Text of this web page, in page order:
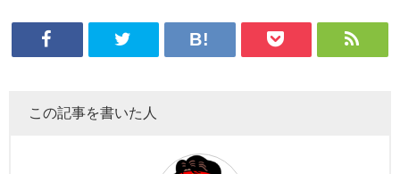
この記事を書いた人